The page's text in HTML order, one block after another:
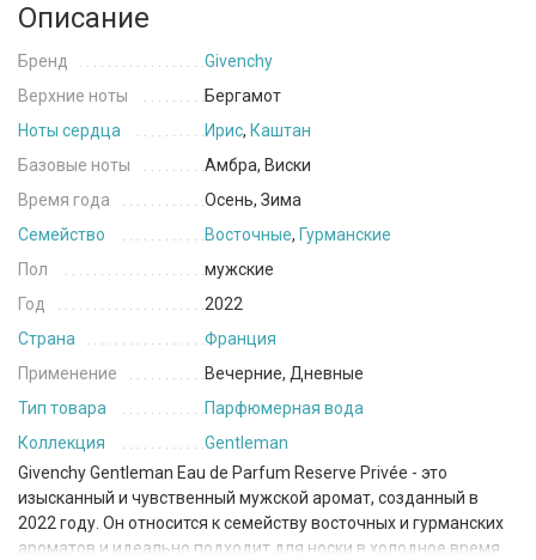
Описание
Бренд
Givenchy
Верхние ноты
Бергамот
Ноты сердца
Ирис, Каштан
Базовые ноты
Амбра, Виски
Время года
Осень, Зима
Семейство
Восточные, Гурманские
Пол
мужские
Год
2022
Страна
Франция
Применение
Вечерние, Дневные
Тип товара
Парфюмерная вода
Коллекция
Gentleman
Givenchy Gentleman Eau de Parfum Reserve Privée - это
изысканный и чувственный мужской аромат, созданный в
2022 году. Он относится к семейству восточных и гурманских
ароматов и идеально подходит для носки в холодное время